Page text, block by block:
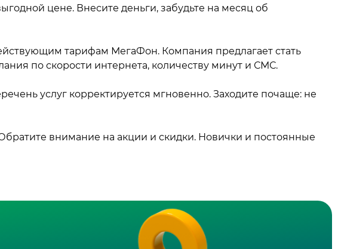
цене. Внесите деньги, забудьте на месяц об
тарифам МегаФон. Компания предлагает стать
по скорости интернета, количеству минут и СМС.
услуг корректируется мгновенно. Заходите почаще: не
внимание на акции и скидки. Новички и постоянные